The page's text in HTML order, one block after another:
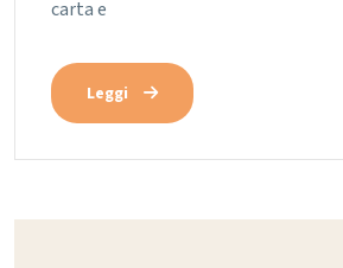
carta e
Leggi